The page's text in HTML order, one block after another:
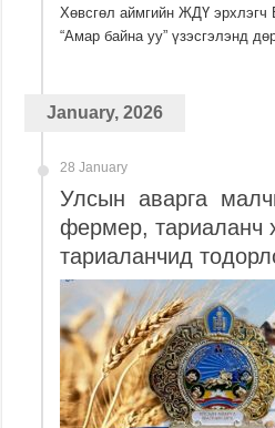
Хөвсгөл аймгийн ЖДҮ эрхлэгч
“Амар байна уу” үзэсгэлэнд
January, 2026
28 January
Улсын аварга
фермер, тариаланч
тариаланчид